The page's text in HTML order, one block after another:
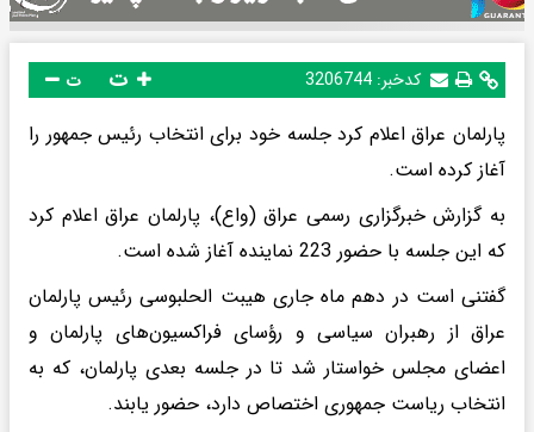
کدخبر: 3206744 ت
پارلمان عراق اعلام کرد جلسه خود برای انتخاب رئیس جمهور را
آغاز کرده است.
به گزارش خبرگزاری رسمی عراق (واع)، پارلمان عراق اعلام کرد
که این جلسه با حضور 223 نماینده آغاز شده است.
گفتنی است در دهم ماه جاری هیبت الحلبوسی رئیس پارلمان
عراق از رهبران سیاسی و رؤسای فراکسیون‌های پارلمان و
اعضای مجلس خواستار شد تا در جلسه بعدی پارلمان، که به
انتخاب ریاست جمهوری اختصاص دارد، حضور یابند.